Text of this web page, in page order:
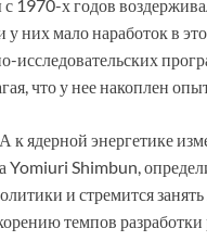
х годов
у них мало наработок в
исследовательских
что у нее накоплен
ядерной энергетике
Yomiuri Shimbun,
и стремится
темпов